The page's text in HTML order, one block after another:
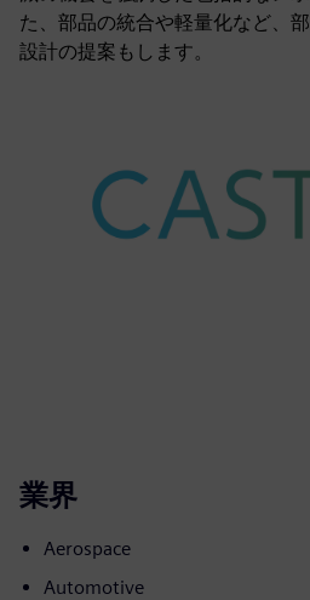
た、部品の統合や軽量化など、
設計の提案もします。
業界
Aerospace
Automotive